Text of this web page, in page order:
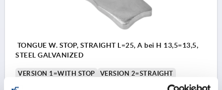
TONGUE W. STOP, STRAIGHT L=25, A bei H 13,5=13,5,
STEEL GALVANIZED
VERSION 1=WITH STOP
VERSION 2=STRAIGHT
WIDTH=13
TONGUE LENGTH=25